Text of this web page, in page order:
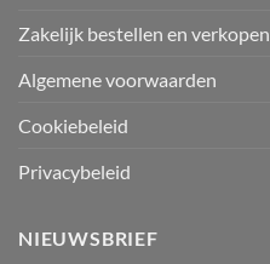
Zakelijk bestellen en verkopen
Algemene voorwaarden
Cookiebeleid
Privacybeleid
NIEUWSBRIEF